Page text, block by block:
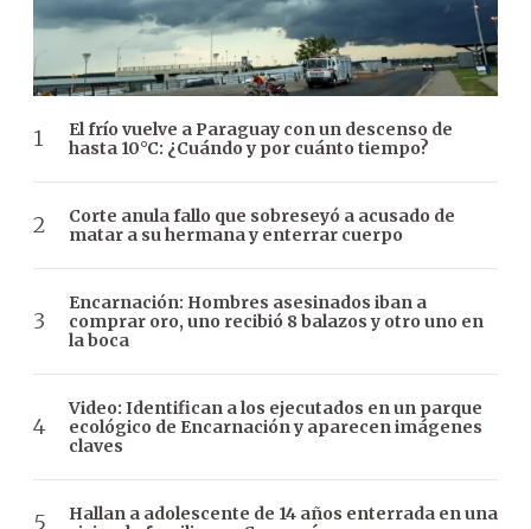
El frío vuelve a Paraguay con un descenso de
hasta 10°C: ¿Cuándo y por cuánto tiempo?
Corte anula fallo que sobreseyó a acusado de
matar a su hermana y enterrar cuerpo
Encarnación: Hombres asesinados iban a
comprar oro, uno recibió 8 balazos y otro uno en
la boca
Video: Identifican a los ejecutados en un parque
ecológico de Encarnación y aparecen imágenes
claves
Hallan a adolescente de 14 años enterrada en una